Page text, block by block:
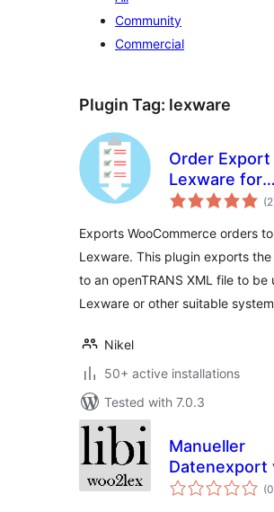
Community
Commercial
Plugin Tag: lexware
Order Export
Lexware for
(2
Exports WooCommerce orders to
Lexware. This plugin exports
to an openTRANS XML file to be
Lexware or other suitable
Nikel
50+ active installations
Tested with 7.0.3
Manueller
Datenexport
(0